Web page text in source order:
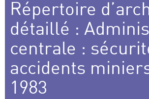
Répertoire
détaillé :
centrale :
accidents
1983